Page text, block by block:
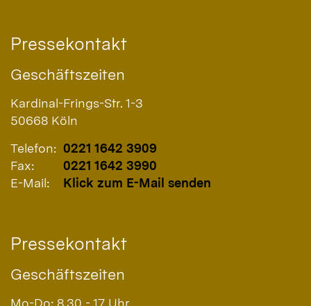
Pressekontakt
Geschäftszeiten
Kardinal-Frings-Str. 1-3
50668 Köln
Telefon: 0221 1642 3909
Fax:
0221 1642 3990
E-Mail:
Klick zum E-Mail senden
Pressekontakt
Geschäftszeiten
Mo-Do: 8.30 - 17 Uhr